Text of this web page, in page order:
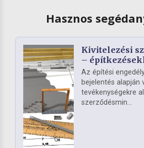
Hasznos
Kivitelezési
–
Az építési
bejelentés alapján
tevékenységekre
szerződésmin...